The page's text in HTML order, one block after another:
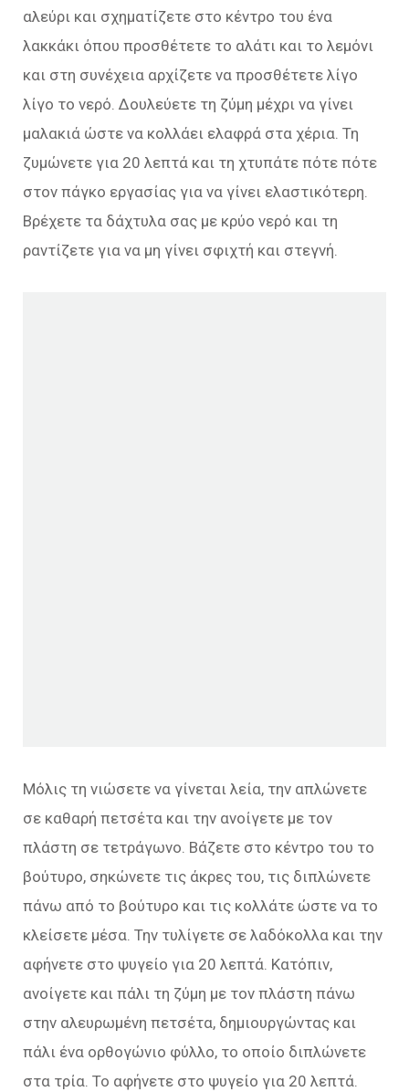
αλεύρι και σχηματίζετε στο κέντρο του ένα
λακκάκι όπου προσθέτετε το αλάτι και το λεμόνι
και στη συνέχεια αρχίζετε να προσθέτετε λίγο
λίγο το νερό. Δουλεύετε τη ζύμη μέχρι να γίνει
μαλακιά ώστε να κολλάει ελαφρά στα χέρια. Τη
ζυμώνετε για 20 λεπτά και τη χτυπάτε πότε πότε
στον πάγκο εργασίας για να γίνει ελαστικότερη.
Βρέχετε τα δάχτυλα σας με κρύο νερό και τη
ραντίζετε για να μη γίνει σφιχτή και στεγνή.
Μόλις τη νιώσετε να γίνεται λεία, την απλώνετε
σε καθαρή πετσέτα και την ανοίγετε με τον
πλάστη σε τετράγωνο. Βάζετε στο κέντρο του το
βούτυρο, σηκώνετε τις άκρες του, τις διπλώνετε
πάνω από το βούτυρο και τις κολλάτε ώστε να το
κλείσετε μέσα. Την τυλίγετε σε λαδόκολλα και την
αφήνετε στο ψυγείο για 20 λεπτά. Κατόπιν,
ανοίγετε και πάλι τη ζύμη με τον πλάστη πάνω
στην αλευρωμένη πετσέτα, δημιουργώντας και
πάλι ένα ορθογώνιο φύλλο, το οποίο διπλώνετε
στα τρία. Το αφήνετε στο ψυγείο για 20 λεπτά.